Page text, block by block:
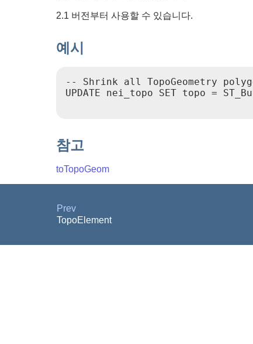
2.1 버전부터 사용할 수 있습니다.
예시
-- Shrink all TopoGeometry
UPDATE nei_topo SET topo =
참고
toTopoGeom
Prev
TopoElement